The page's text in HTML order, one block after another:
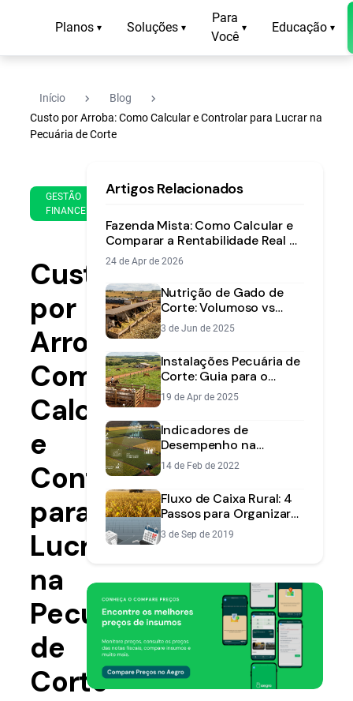
Planos ▾ Soluções ▾
Para
Você
▾ Educação ▾
Início navigate_next Blog navigate_next
Custo por Arroba: Como Calcular e Controlar para Lucrar na
Pecuária de Corte
GESTÃO
FINANCEIRA
de
2026
min
leitura
Custo
por
Arroba:
Como
Calcular
e
Controlar
para
Lucrar
na
Pecuária
de
Corte
Artigos Relacionados
Fazenda Mista: Como Calcular e
Comparar a Rentabilidade Real de
Grãos e Pecuária de Corte
24 de Apr de 2026
Nutrição de Gado de
Corte: Volumoso vs
Concentrado [2025]
3 de Jun de 2025
Instalações Pecuária de
Corte: Guia para o
Lucro [2025]
19 de Apr de 2025
Indicadores de
Desempenho na
Fazenda: Como Medir e
Aumentar seu Lucro
14 de Feb de 2022
Fluxo de Caixa Rural: 4
Passos para Organizar
Sua Fazenda
3 de Sep de 2019